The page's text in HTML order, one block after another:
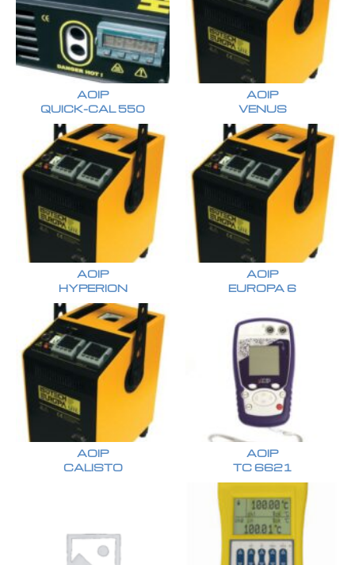
AOIP
QUICK-CAL 550
AOIP
VENUS
AOIP
HYPERION
AOIP
EUROPA 6
AOIP
CALISTO
AOIP
TC 6621